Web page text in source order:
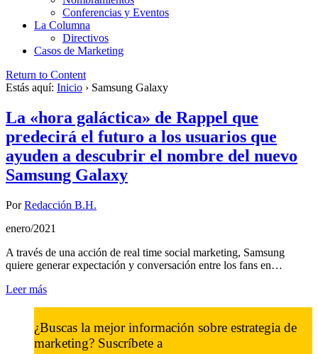
Conferencias y Eventos
La Columna
Directivos
Casos de Marketing
Return to Content
Estás aquí: Inicio › Samsung Galaxy
La «hora galáctica» de Rappel que
predecirá el futuro a los usuarios que
ayuden a descubrir el nombre del nuevo
Samsung Galaxy
PorRedacción B.H.
enero/2021
A través de una acción de real time social marketing, Samsung
quiere generar expectación y conversación entre los fans en…
Leer más
¿Buscas la mejor información sobre estrategia de
marketing? Suscríbete a